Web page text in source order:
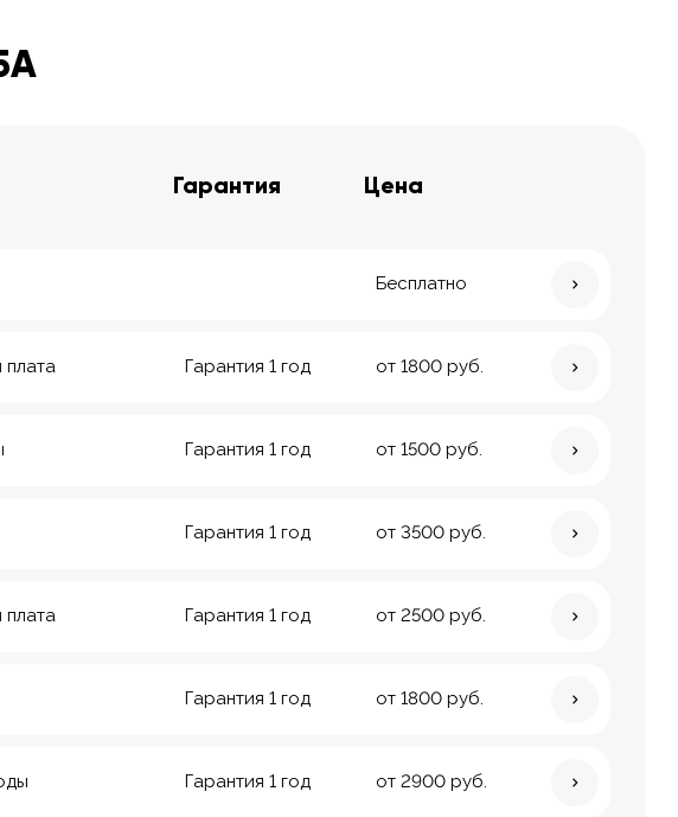
Гарантия Цена
Бесплатно
плата Гарантия 1 год от 1800 руб.
Гарантия 1 год от 1500 руб.
Гарантия 1 год от 3500 руб.
плата Гарантия 1 год от 2500 руб.
Гарантия 1 год от 1800 руб.
Гарантия 1 год от 2900 руб.